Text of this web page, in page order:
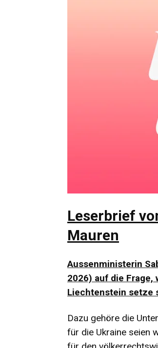
Leserbrief
Mauren
Aussenministerin
2026) auf die
Liechtenstein setze
Dazu gehöre die
für die Ukraine seien